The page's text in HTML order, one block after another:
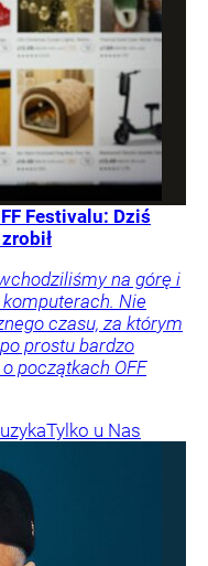
Festivalu: Dziś
na górę i
Nie
czasu, za którym
prostu bardzo
początkach OFF
Tylko u Nas